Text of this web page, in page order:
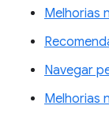
Melhorias
Navegar
Melhorias